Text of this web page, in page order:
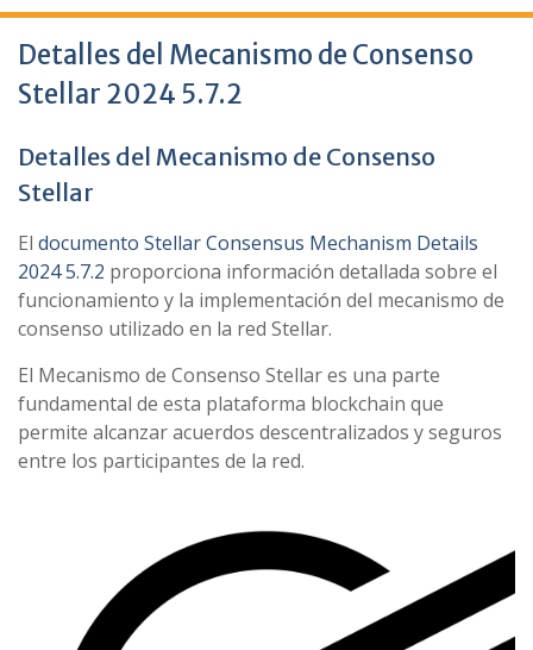
Detalles del Mecanismo de Consenso
Stellar 2024 5.7.2
Detalles del Mecanismo de Consenso
Stellar
El documento Stellar Consensus Mechanism Details
2024 5.7.2 proporciona información detallada sobre el
funcionamiento y la implementación del mecanismo de
consenso utilizado en la red Stellar.
El Mecanismo de Consenso Stellar es una parte
fundamental de esta plataforma blockchain que
permite alcanzar acuerdos descentralizados y seguros
entre los participantes de la red.